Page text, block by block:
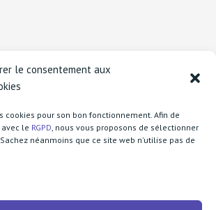
le consentement aux
cookies pour son bon fonctionnement. Afin de
le RGPD, nous vous proposons de sélectionner
néanmoins que ce site web n'utilise pas de